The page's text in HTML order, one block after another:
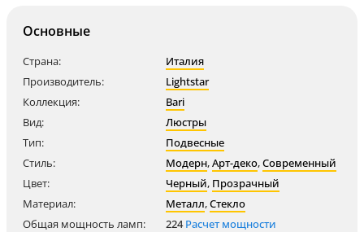
Основные
Страна:
Италия
Производитель:
Lightstar
Коллекция:
Bari
Вид:
Люстры
Тип:
Подвесные
Стиль:
Модерн,Арт-деко,Современный
Цвет:
Черный, Прозрачный
Материал:
Металл,Стекло
Общая мощность ламп:
224Расчет мощности